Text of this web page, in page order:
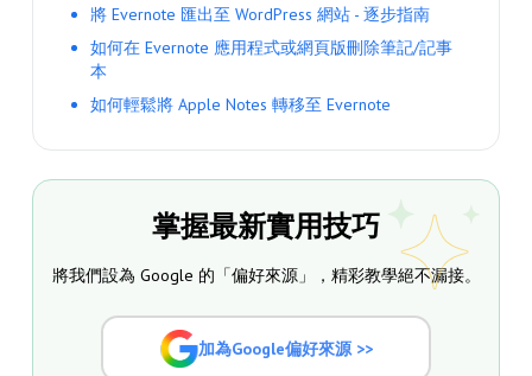
將 Evernote 匯出至 WordPress 網站 - 逐步指南
如何在 Evernote 應用程式或網頁版刪除筆記/記事
本
如何輕鬆將 Apple Notes 轉移至 Evernote
掌握最新實用技巧
將我們設為 Google 的「偏好來源」，精彩教學絕不漏接。
加為Google偏好來源 >>